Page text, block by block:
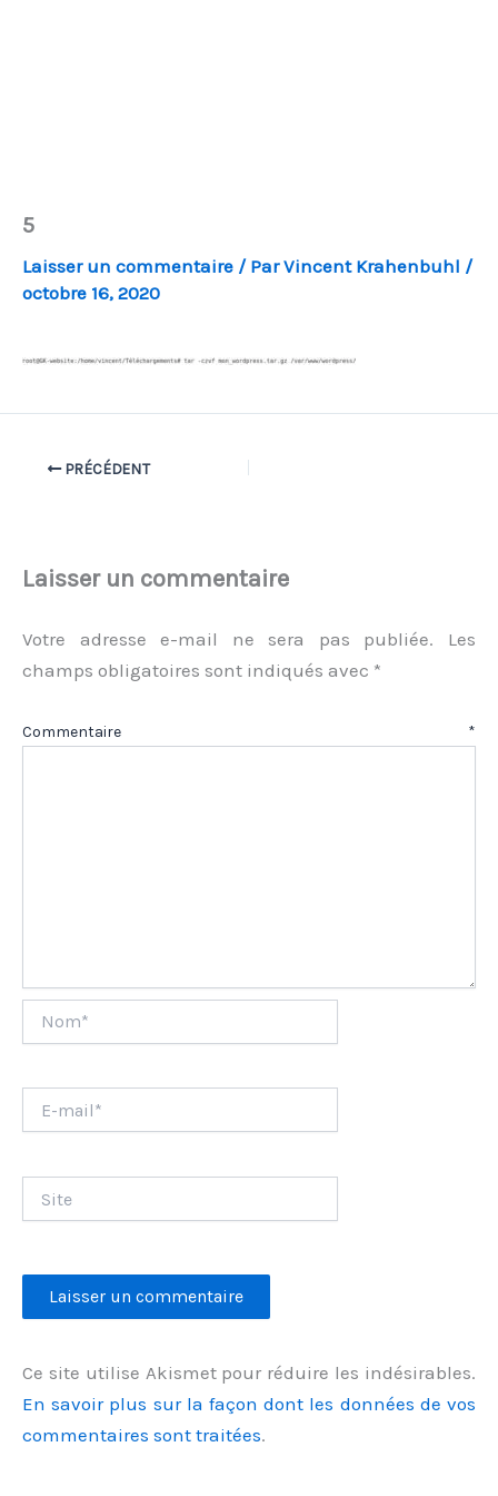
5
Laisser un commentaire / ParVincent Krahenbuhl /
octobre 16, 2020
PRÉCÉDENT
Laisser un commentaire
Votre adresse e-mail ne sera pas publiée.
Les
champs obligatoires sont indiqués avec *
Commentaire *
mail*
Ce site utilise Akismet pour réduire les indésirables.
En savoir plus sur la façon dont les données de vos
commentaires sont traitées.